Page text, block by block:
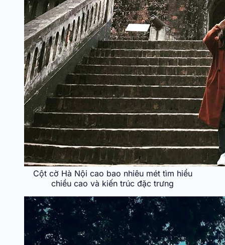
Cột cờ Hà Nội cao bao nhiêu mét tìm hiểu
chiều cao và kiến trúc đặc trưng